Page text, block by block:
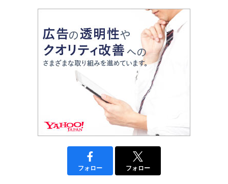
フォロー フォロー